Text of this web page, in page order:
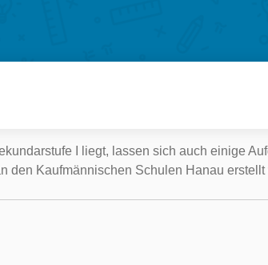
I liegt, lassen sich auch einige
den Kaufmännischen Schulen Hanau erstellt